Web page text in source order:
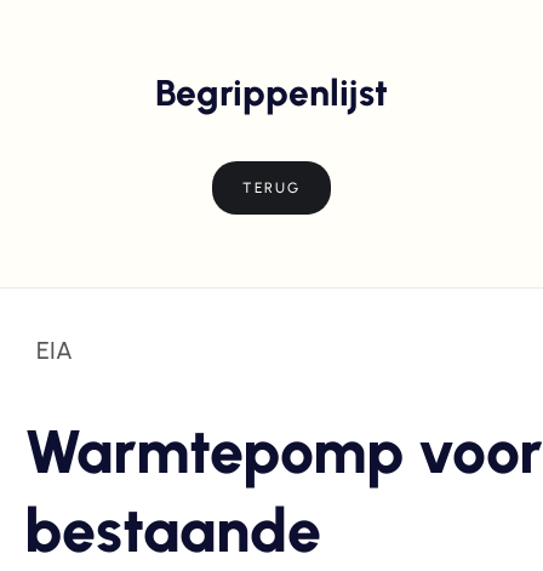
Begrippenlijst
TERUG
EIA
Warmtepomp voor
bestaande